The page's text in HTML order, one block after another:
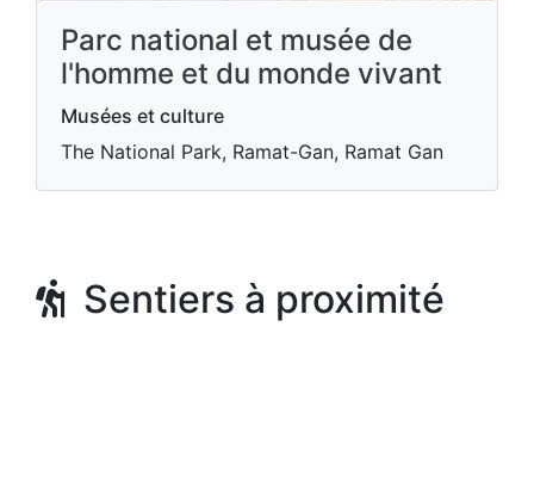
Parc national et musée de
l'homme et du monde vivant
Musées et culture
The National Park, Ramat-Gan, Ramat Gan
Sentiers à proximité